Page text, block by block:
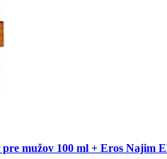
mužov 100 ml + Eros Najim